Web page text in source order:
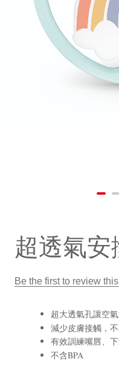
超透氣安
Be the first to review
超大透氣孔讓空
減少皮膚接觸，
有效訓練嘴唇、
不含BPA